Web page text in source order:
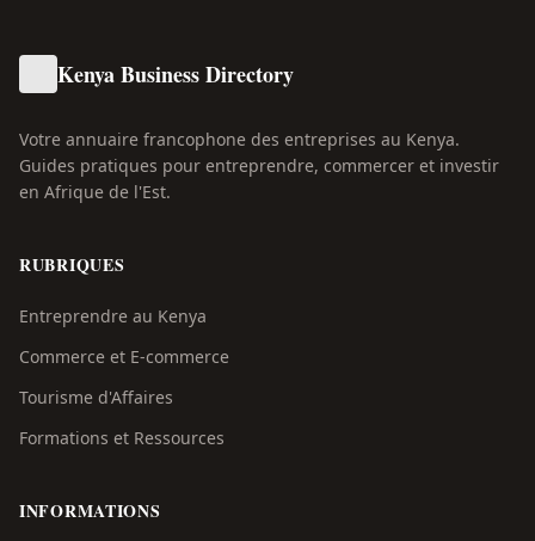
Kenya Business Directory
Votre annuaire francophone des entreprises au Kenya.
Guides pratiques pour entreprendre, commercer et investir
en Afrique de l'Est.
RUBRIQUES
Entreprendre au Kenya
Commerce et E-commerce
Tourisme d'Affaires
Formations et Ressources
INFORMATIONS